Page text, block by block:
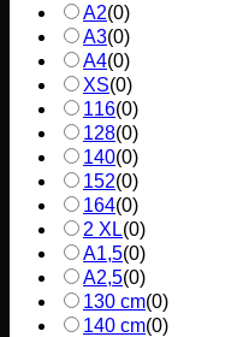
A2(0)
A3(0)
A4(0)
XS(0)
116(0)
128(0)
140(0)
152(0)
164(0)
2 XL(0)
A1,5(0)
A2,5(0)
130 cm(0)
140 cm(0)